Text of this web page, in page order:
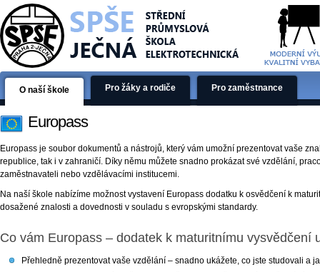
O naší škole Pro žáky a rodiče Pro zaměstnance
Europass
Europass je soubor dokumentů a nástrojů, který vám umožní prezentovat vaše
republice, tak i v zahraničí. Díky němu můžete snadno prokázat své vzdělání,
zaměstnavateli nebo vzdělávacími institucemi.
Na naší škole nabízíme možnost vystavení Europass dodatku k osvědčení k
dosažené znalosti a dovednosti v souladu s evropskými standardy.
Co vám Europass – dodatek k maturitnímu vysvědčení
Přehledně prezentovat vaše vzdělání – snadno ukážete, co jste studovali a